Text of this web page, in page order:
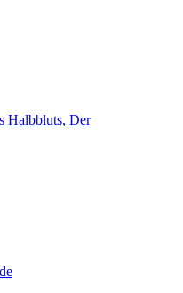
Halbbluts, Der